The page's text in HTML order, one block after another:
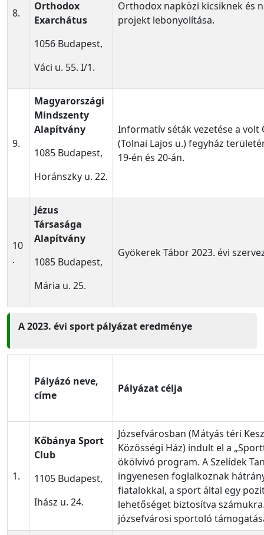
8.
Orthodox
Exarchátus
1056 Budapest,
Váci u. 55. I/1.
Orthodox napközi kicsiknek és
projekt lebonyolítása.
9.
Magyarországi
Mindszenty
Alapítvány
1085 Budapest,
Horánszky u. 22.
Informatív séták vezetése a volt
(Tolnai Lajos u.) fegyház
19-én és 20-án.
10
.
Jézus
Társasága
Alapítvány
1085 Budapest,
Mária u. 25.
Gyökerek Tábor 2023. évi
A 2023. évi sport pályázat eredménye
Pályázó neve,
címe
Pályázat célja
1.
Kőbánya Sport
Club
1105 Budapest,
Ihász u. 24.
Józsefvárosban (Mátyás téri
Közösségi Ház) indult el a
ökölvívó program. A Szelídek
ingyenesen foglalkoznak
fiatalokkal, a sport által egy
lehetőséget biztosítva
józsefvárosi sportoló